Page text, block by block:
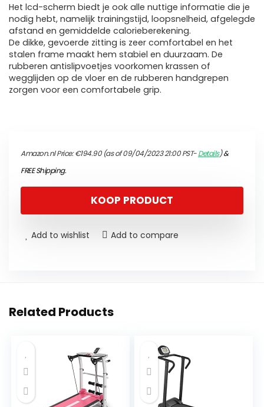
Het lcd-scherm biedt je ook alle nuttige informatie die je
nodig hebt, namelijk trainingstijd, loopsnelheid, afgelegde
afstand en gemiddelde calorieberekening.
De dikke, gevoerde zitting is zeer comfortabel en het
stalen frame maakt hem stabiel en duurzaam. De
rubberen antislipvoetjes voorkomen krassen of
wegglijden op de vloer en de rubberen handgrepen
zorgen voor een comfortabele grip.
Amazon.nl Price:€194.90(as of 09/04/2023 21:00 PST-Details)&
FREE Shipping.
KOOP PRODUCT
Add to wishlist Add to compare
Related Products